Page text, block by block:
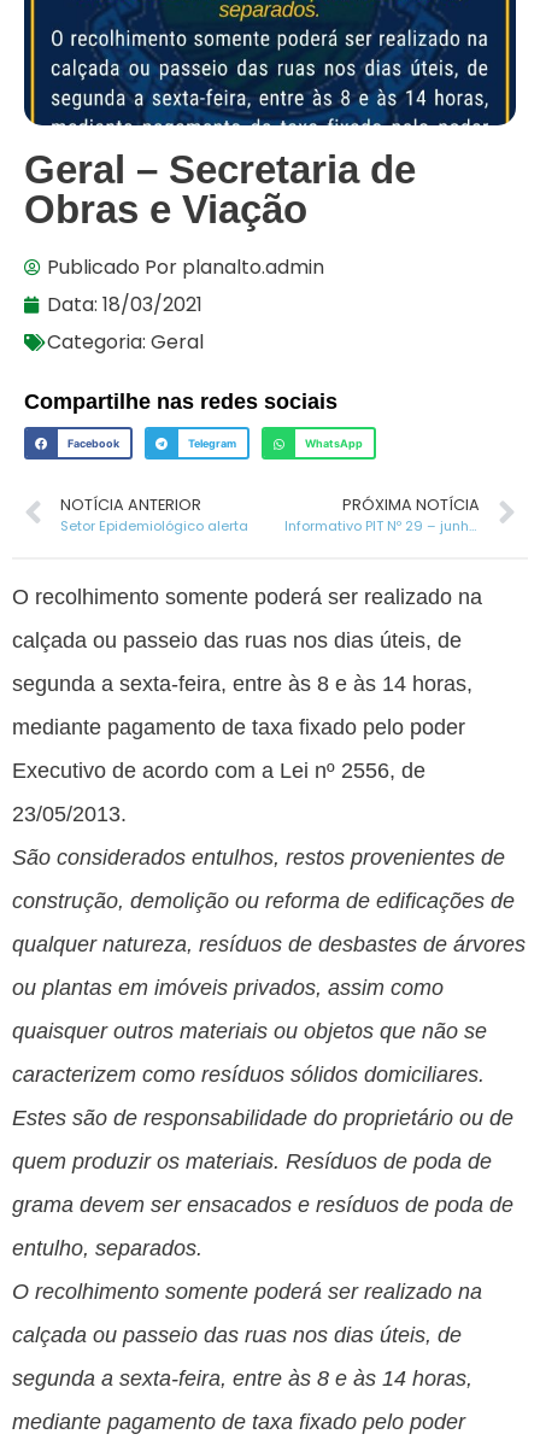
Geral – Secretaria de
Obras e Viação
Publicado Por planalto.admin
Data: 18/03/2021
Categoria: Geral
Compartilhe nas redes sociais
Facebook Telegram WhatsApp
NOTÍCIA ANTERIOR
Setor Epidemiológico alerta
PRÓXIMA NOTÍCIA
Informativo PIT Nº 29 – junho/2025
O recolhimento somente poderá ser realizado na
calçada ou passeio das ruas nos dias úteis, de
segunda a sexta-feira, entre às 8 e às 14 horas,
mediante pagamento de taxa fixado pelo poder
Executivo de acordo com a Lei nº 2556, de
23/05/2013.
São considerados entulhos, restos provenientes de
construção, demolição ou reforma de edificações de
qualquer natureza, resíduos de desbastes de árvores
ou plantas em imóveis privados, assim como
quaisquer outros materiais ou objetos que não se
caracterizem como resíduos sólidos domiciliares.
Estes são de responsabilidade do proprietário ou de
quem produzir os materiais. Resíduos de poda de
grama devem ser ensacados e resíduos de poda de
entulho, separados.
O recolhimento somente poderá ser realizado na
calçada ou passeio das ruas nos dias úteis, de
segunda a sexta-feira, entre às 8 e às 14 horas,
mediante pagamento de taxa fixado pelo poder